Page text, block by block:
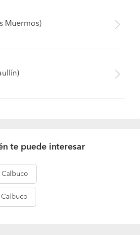
Muermos)
te puede interesar
Calbuco